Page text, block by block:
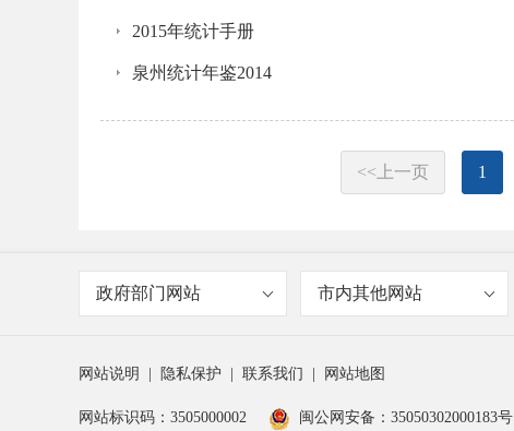
2015年统计手册
泉州统计年鉴2014
<<上一页 1
政府部门网站 市内其他网站
网站说明 隐私保护 联系我们 网站地图
网站标识码：3505000002 闽公网安备：35050302000183号